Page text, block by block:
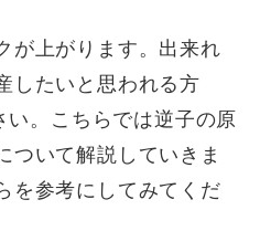
が上がります。出来れ
したいと思われる方
。こちらでは逆子の原
ついて解説していきま
を参考にしてみてくだ